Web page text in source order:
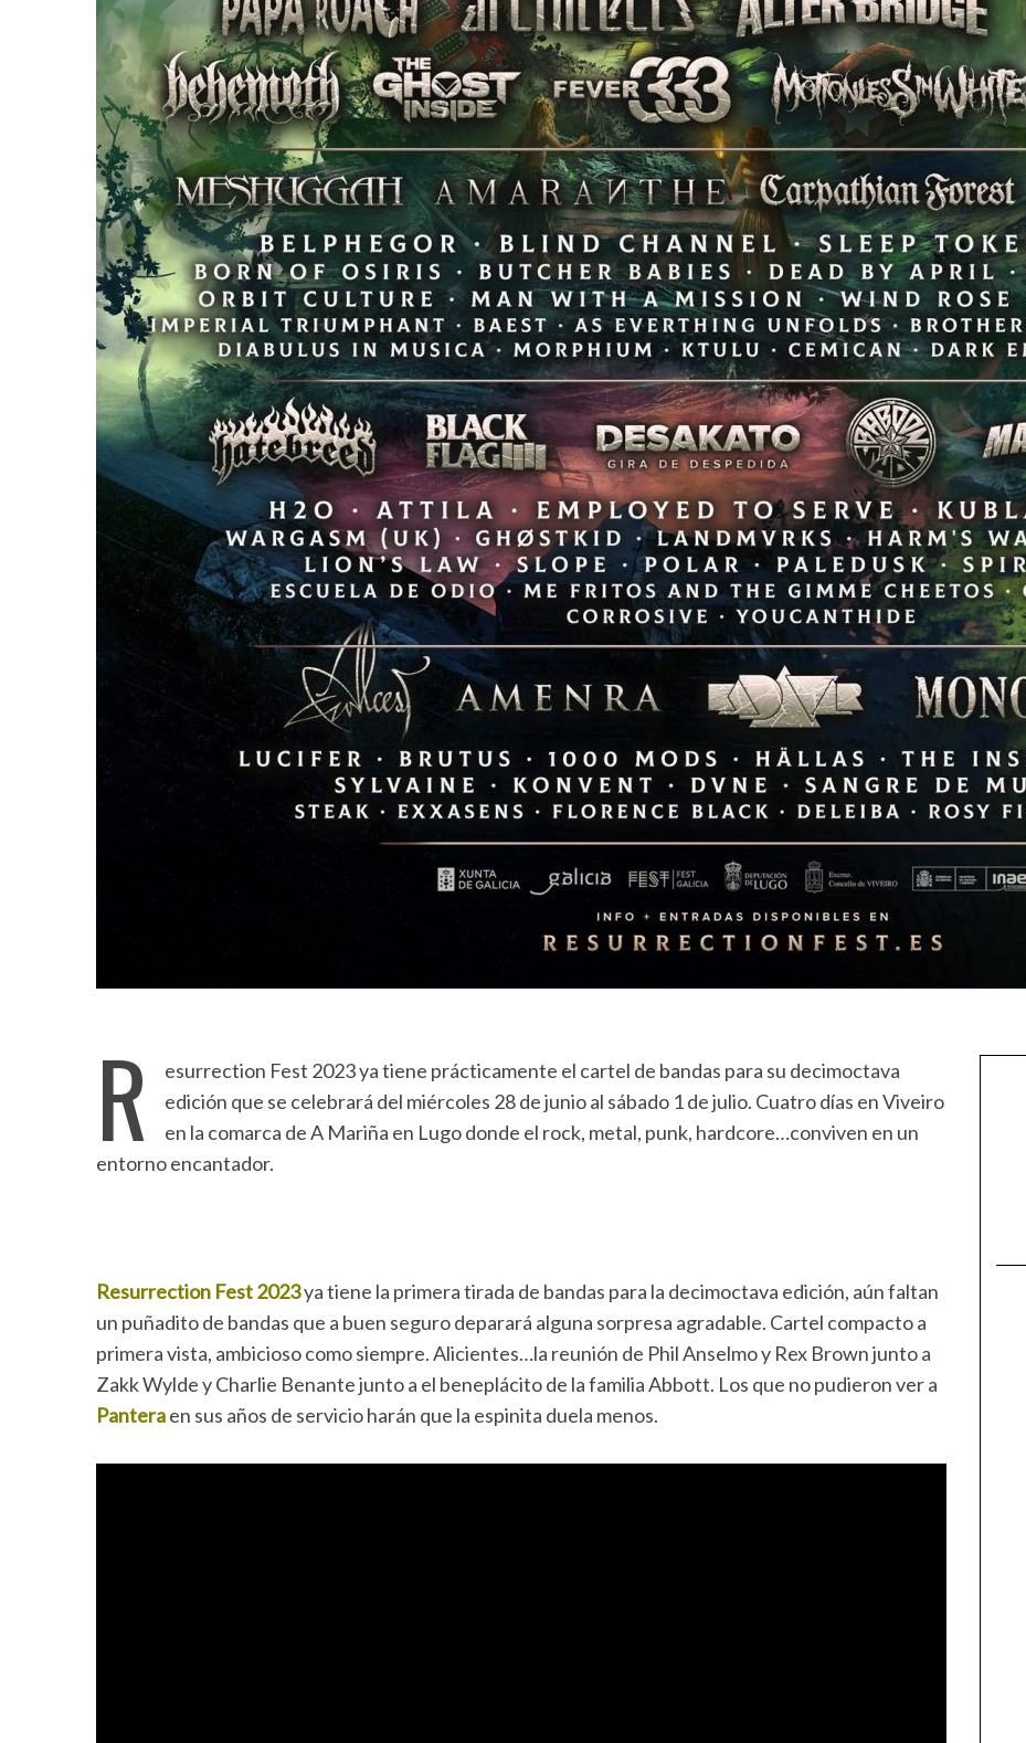
R
esurrection Fest 2023 ya tiene prácticamente el cartel de bandas para su decimoctava
edición que se celebrará del miércoles 28 de junio al sábado 1 de julio. Cuatro días en Viveiro
en la comarca de A Mariña en Lugo donde el rock, metal, punk, hardcore…conviven en un
entorno encantador.
Resurrection Fest 2023ya tiene la primera tirada de bandas para la decimoctava edición, aún faltan
un puñadito de bandas que a buen seguro deparará alguna sorpresa agradable. Cartel compacto a
primera vista, ambicioso como siempre. Alicientes…la reunión de Phil Anselmo y Rex Brown junto a
Zakk Wylde y Charlie Benante junto a el beneplácito de la familia Abbott. Los que no pudieron ver a
Panteraen sus años de servicio harán que la espinita duela menos.